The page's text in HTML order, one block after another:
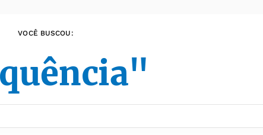
VOCÊ BUSCOU: